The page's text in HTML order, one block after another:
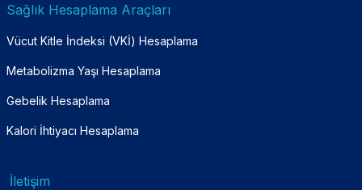
Sağlık Hesaplama Araçları
Vücut Kitle İndeksi (VKİ) Hesaplama
Metabolizma Yaşı Hesaplama
Gebelik Hesaplama
Kalori İhtiyacı Hesaplama
İletişim